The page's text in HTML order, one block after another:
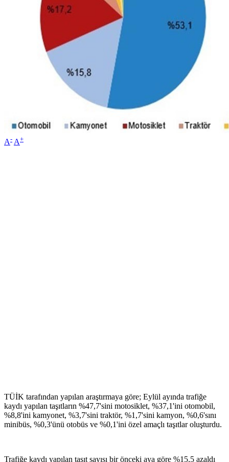
A- A+
TÜİK tarafından yapılan araştırmaya göre; Eylül ayında trafiğe
kaydı yapılan taşıtların %47,7'sini motosiklet, %37,1'ini otomobil,
%8,8'ini kamyonet, %3,7'sini traktör, %1,7'sini kamyon, %0,6'sını
minibüs, %0,3'ünü otobüs ve %0,1'ini özel amaçlı taşıtlar oluşturdu.
Trafiğe kaydı yapılan taşıt sayısı bir önceki aya göre %15,5 azaldı